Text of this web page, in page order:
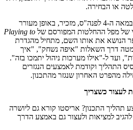
או הבחירה.
מבנה החשיבה הזה, שנכתב במאה ה-4 לפנה"ס, מזכיר, באופן מעורר
של מפל ההחלטות המפורסם של Playing to
הנושא את אותו השם, מתחיל מהגדרת
דרך השאלות "איפה נשחק", "איך
ועד ל-"אילו מערכות ניהול יתמכו בזה".
התהליך וקודמת לאמצעים הנגזרים
מהפרט האחרון שנגזר מהתכנון.
לעצור כשצריך
התכנון? אריסטו קורא גם ליושרה
למציאות ולעצור גם באמצע הדרך